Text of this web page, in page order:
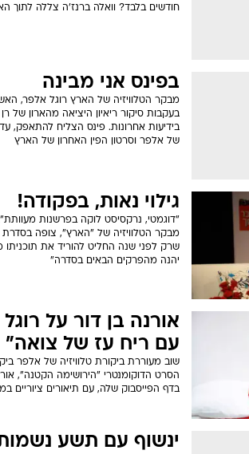
חודשים בלבד? וואלה ברנז'ה צללה לתוך
בפינס אני מבינה
מבקר הטלוויזיה של הארץ רוגל אלפר,
בעקבות סיקור ריאיון היציאה מהארון של
בידיעות אחרונות. פינס הצליח להתאפק, עד
של אלפר וסרטון הפין האחרון של הארץ
גילוי נאות, בפקודה!
"דוגמטי, נרקסיסט לוקה בפרשנות
מבקר הטלוויזיה של "הארץ", צופה
שרק לפני שנה החליט להוריד את תוכניתו
יהנה מהפרקים הבאים בסדרה"
אורנה בן דור על
עם ריח עז של צואה"
שוב מעוררת ביקורת טלוויזיה של אלפר
הסרט הדוקומנטרי "הירושימה הקטנה",
בדף הפייסבוק שלה, עם תיאורים ציוריים
ינשוף עם תשע